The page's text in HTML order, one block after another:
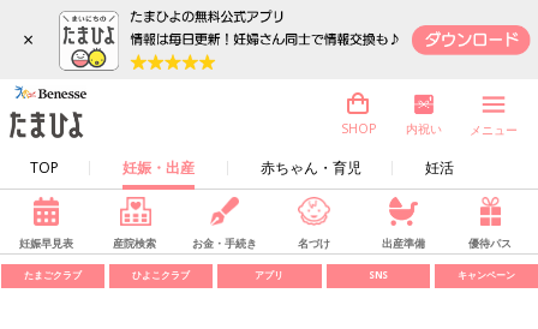
×
TOP 妊娠・出産 赤ちゃん・育児 妊活
SHOP 内祝い メニュー
妊娠早見表 産院検索 お金・手続き 名づけ 出産準備 優待パス
たまごクラブ ひよこクラブ アプリ SNS キャンペーン